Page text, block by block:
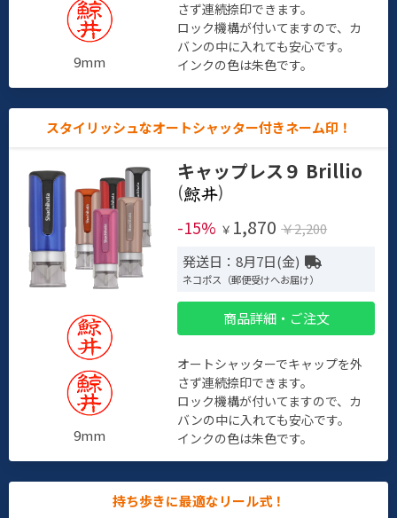
9mm
さず連続捺印できます。
ロック機構が付いてますので、カ
バンの中に入れても安心です。
インクの色は朱色です。
スタイリッシュなオートシャッター付きネーム印！
9mm
キャップレス９ Brillio
(
)
-15% ￥ 1,870 ￥2,200
発送日：8月7日(金)
ネコポス（郵便受けへお届け）
商品詳細・ご注文
オートシャッターでキャップを外
さず連続捺印できます。
ロック機構が付いてますので、カ
バンの中に入れても安心です。
インクの色は朱色です。
持ち歩きに最適なリール式！